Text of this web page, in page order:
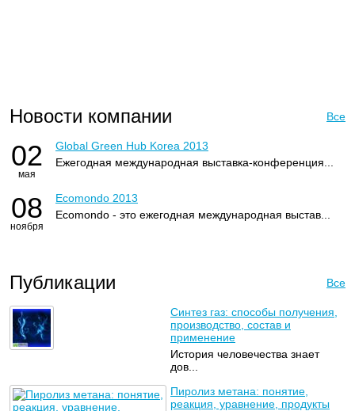
Все
Новости компании
02
мая
Global Green Hub Korea 2013
Ежегодная международная выставка-конференция...
08
ноября
Ecomondo 2013
Ecomondo - это ежегодная международная выстав...
Все
Публикации
Синтез газ: способы получения,
производство, состав и
применение
История человечества знает
дов...
Пиролиз метана: понятие,
реакция, уравнение, продукты